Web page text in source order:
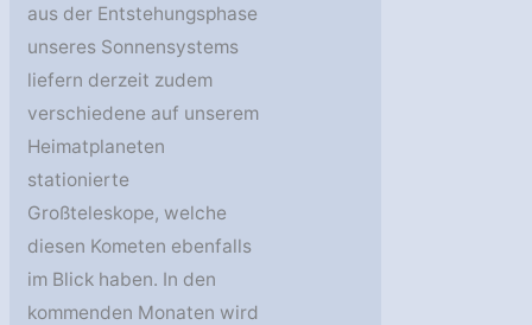
aus der Entstehungsphase
unseres Sonnensystems
liefern derzeit zudem
verschiedene auf unserem
Heimatplaneten
stationierte
Großteleskope, welche
diesen Kometen ebenfalls
im Blick haben. In den
kommenden Monaten wird